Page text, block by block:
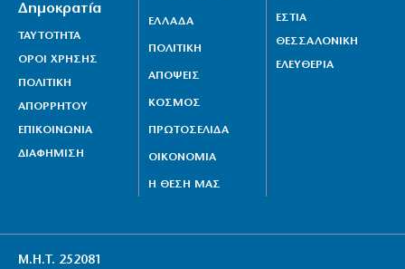
Δημοκρατία
ΤΑΥΤΟΤΗΤΑ
ΟΡΟΙ ΧΡΗΣΗΣ
ΠΟΛΙΤΙΚΗ
ΑΠΟΡΡΗΤΟΥ
ΕΠΙΚΟΙΝΩΝΙΑ
ΔΙΑΦΗΜΙΣΗ
ΕΛΛΑΔΑ
ΠΟΛΙΤΙΚΗ
ΑΠΟΨΕΙΣ
ΚΟΣΜΟΣ
ΠΡΩΤΟΣΕΛΙΔΑ
ΟΙΚΟΝΟΜΙΑ
Η ΘΕΣΗ ΜΑΣ
ΕΣΤΙΑ
ΘΕΣΣΑΛΟΝΙΚΗ
ΕΛΕΥΘΕΡΙΑ
Μ.Η.Τ. 252081